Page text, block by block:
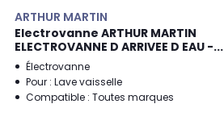
ARTHUR MARTIN
Electrovanne ARTHUR MARTIN
ELECTROVANNE D ARRIVEE D EAU -...
Électrovanne
Pour : Lave vaisselle
Compatible : Toutes marques